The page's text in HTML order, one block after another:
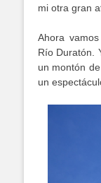
mi otra gran
Ahora
Río Duratón.
un montón
un